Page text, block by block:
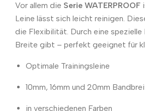
Vor allem die Serie WATERPROOF
Leine lässt sich leicht reinigen.
die Flexibilität. Durch eine
Breite gibt – perfekt geeignet für
Optimale Trainingsleine
10mm, 16mm und 20mm
in verschiedenen Farben